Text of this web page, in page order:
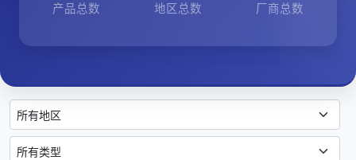
产品总数 地区总数 厂商总数